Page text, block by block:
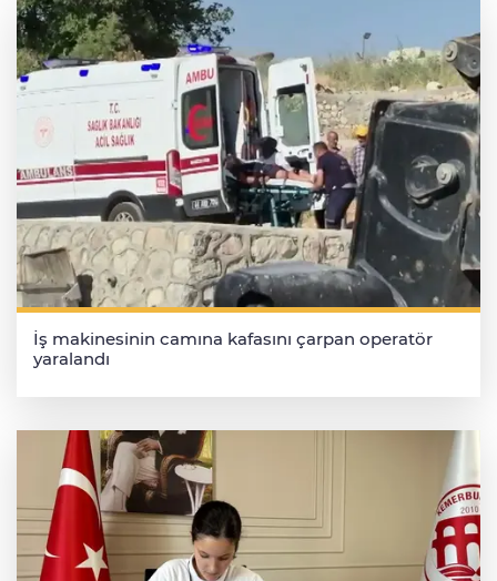
İş makinesinin camına kafasını çarpan operatör
yaralandı